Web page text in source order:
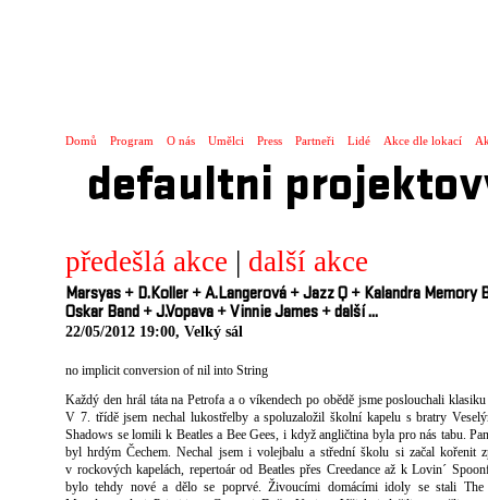
Domů Program O nás Umělci Press Partneři Lidé Akce dle lokací
defaultni
předešlá akce | další akce
Marsyas + D.Koller +A.Langerová +Jazz Q + Kalandra Memory
Oskar Band +J.Vopava +Vinnie James +další ...
22/05/2012 19:00, Velký sál
no implicit conversion of nil into String
Každý den hrál táta na Petrofa a o víkendech po obědě jsme poslouchali
V 7. třídě jsem nechal lukostřelby a spoluzaložil školní kapelu s bratry
Shadows se lomili k Beatles a Bee Gees, i když angličtina byla pro nás tabu.
byl hrdým Čechem. Nechal jsem i volejbalu a střední školu si začal kořenit
v rockových kapelách, repertoár od Beatles přes Creedance až k Lovin´
bylo tehdy nové a dělo se poprvé. Živoucími domácími idoly se stali The